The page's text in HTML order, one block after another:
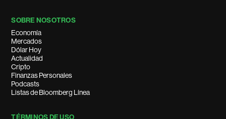
SOBRE NOSOTROS
Economía
Mercados
Dólar Hoy
Actualidad
Cripto
Finanzas Personales
Podcasts
Listas de Bloomberg Línea
TÉRMINOS DE USO